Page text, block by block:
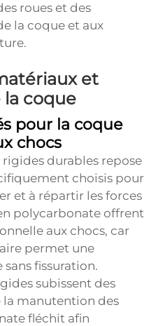
roues et des
la coque et aux
et
coque
pour la coque
chocs
durables repose
choisis pour
et à répartir les forces
polycarbonate offrent
aux chocs, car
permet une
fissuration.
subissent des
la manutention des
fléchit afin